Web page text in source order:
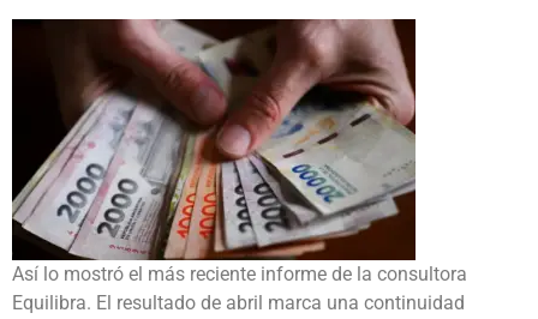
Así lo mostró el más reciente informe de la consultora
Equilibra. El resultado de abril marca una continuidad